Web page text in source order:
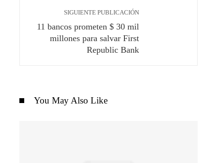
SIGUIENTE PUBLICACIÓN
11 bancos prometen $ 30 mil
millones para salvar First
Republic Bank
You May Also Like